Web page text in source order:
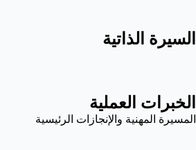
السيرة الذاتية
الخبرات العملية
المسيرة المهنية والإنجازات الرئيسية